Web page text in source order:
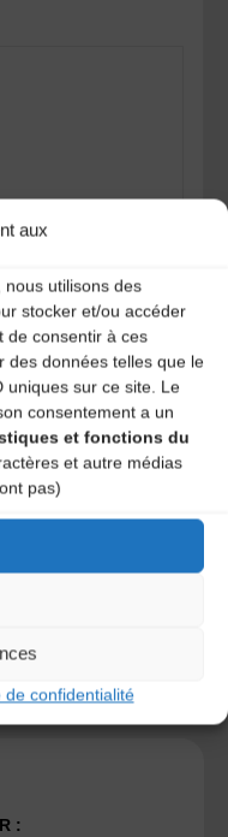
aux
utilisons des
stocker et/ou accéder
de consentir à ces
des données telles que le
uniques sur ce site. Le
consentement a un
et fonctions du
et autre médias
pas)
de confidentialité
in my browser for next
de vos
: